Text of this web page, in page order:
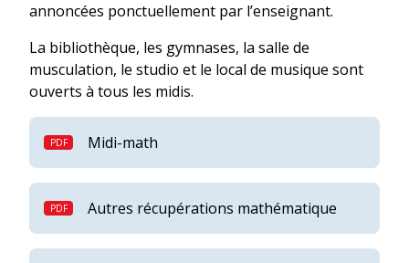
annoncées ponctuellement par l’enseignant.
La bibliothèque, les gymnases, la salle de
musculation, le studio et le local de musique sont
ouverts à tous les midis.
Midi-math
Autres récupérations mathématique